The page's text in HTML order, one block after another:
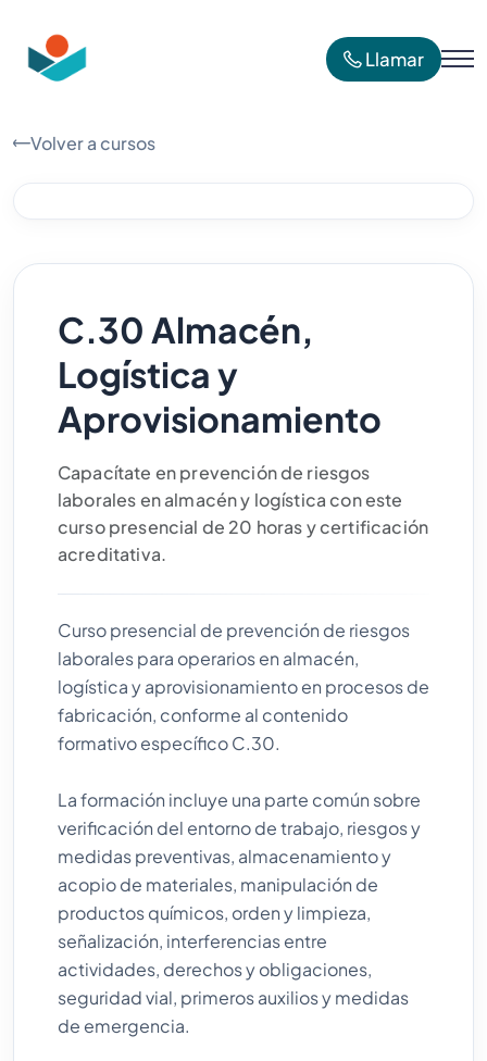
Llamar
Volver a cursos
C.30 Almacén,
Logística y
Aprovisionamiento
Capacítate en prevención de riesgos
laborales en almacén y logística con este
curso presencial de 20 horas y certificación
acreditativa.
Curso presencial de prevención de riesgos
laborales para operarios en almacén,
logística y aprovisionamiento en procesos de
fabricación, conforme al contenido
formativo específico C.30.
La formación incluye una parte común sobre
verificación del entorno de trabajo, riesgos y
medidas preventivas, almacenamiento y
acopio de materiales, manipulación de
productos químicos, orden y limpieza,
señalización, interferencias entre
actividades, derechos y obligaciones,
seguridad vial, primeros auxilios y medidas
de emergencia.